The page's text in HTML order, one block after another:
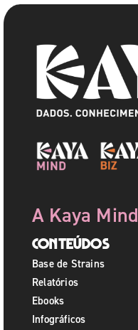
A Kaya Mind
Conteúdos
Base de Strains
Relatórios
Ebooks
Infográficos